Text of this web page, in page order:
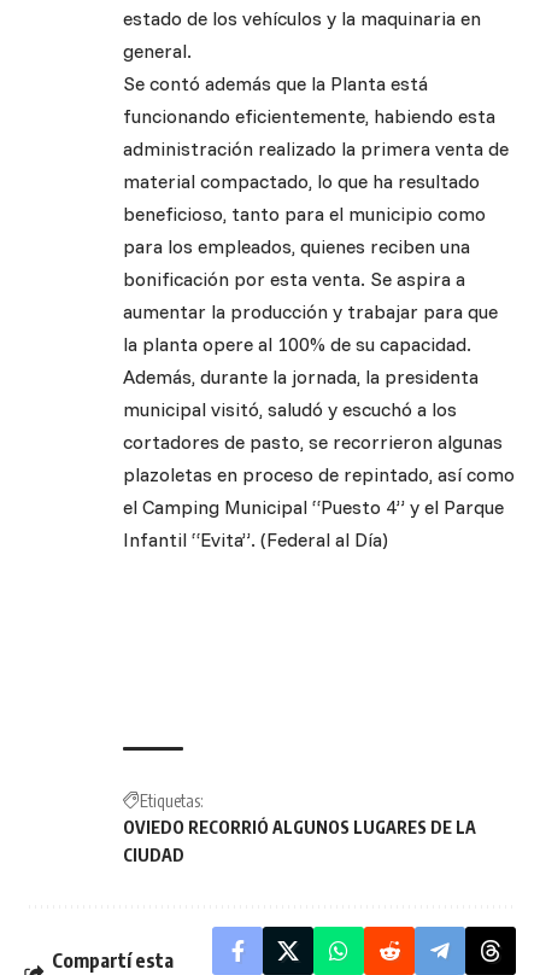
estado de los vehículos y la maquinaria en
general.
Se contó además que la Planta está
funcionando eficientemente, habiendo esta
administración realizado la primera venta de
material compactado, lo que ha resultado
beneficioso, tanto para el municipio como
para los empleados, quienes reciben una
bonificación por esta venta. Se aspira a
aumentar la producción y trabajar para que
la planta opere al 100% de su capacidad.
Además, durante la jornada, la presidenta
municipal visitó, saludó y escuchó a los
cortadores de pasto, se recorrieron algunas
plazoletas en proceso de repintado, así como
el Camping Municipal “Puesto 4” y el Parque
Infantil “Evita”. (Federal al Día)
Etiquetas:
OVIEDO RECORRIÓ ALGUNOS LUGARES DE LA
CIUDAD
Compartí esta